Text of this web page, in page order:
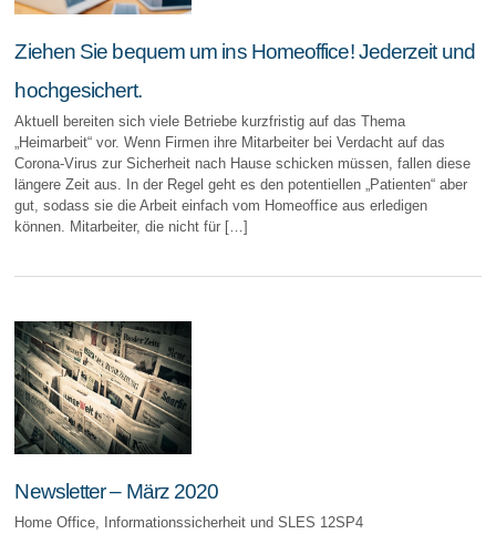
Ziehen Sie bequem um ins Homeoffice! Jederzeit und
hochgesichert.
Aktuell bereiten sich viele Betriebe kurzfristig auf das Thema
„Heimarbeit“ vor. Wenn Firmen ihre Mitarbeiter bei Verdacht auf das
Corona-Virus zur Sicherheit nach Hause schicken müssen, fallen diese
längere Zeit aus. In der Regel geht es den potentiellen „Patienten“ aber
gut, sodass sie die Arbeit einfach vom Homeoffice aus erledigen
können. Mitarbeiter, die nicht für […]
Newsletter – März 2020
Home Office, Informationssicherheit und SLES 12SP4